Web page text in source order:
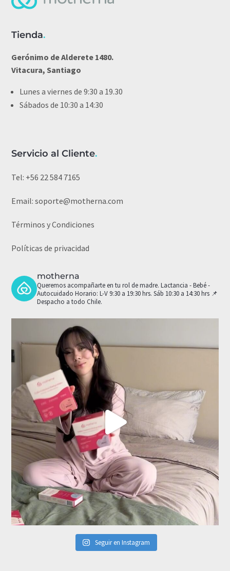
Tienda.
Gerónimo de Alderete 1480.
Vitacura, Santiago
Lunes a viernes de 9:30 a 19.30
Sábados de 10:30 a 14:30
Servicio al Cliente.
Tel: +56 22 584 7165
Email:soporte@motherna.com
Términos y Condiciones
Políticas de privacidad
motherna
Queremos acompañarte en tu rol de madre. Lactancia - Bebé -
Autocuidado Horario: L-V 9:30 a 19:30 hrs. Sáb 10:30 a 14:30 hrs 📌
Despacho a todo Chile.
Seguir en Instagram